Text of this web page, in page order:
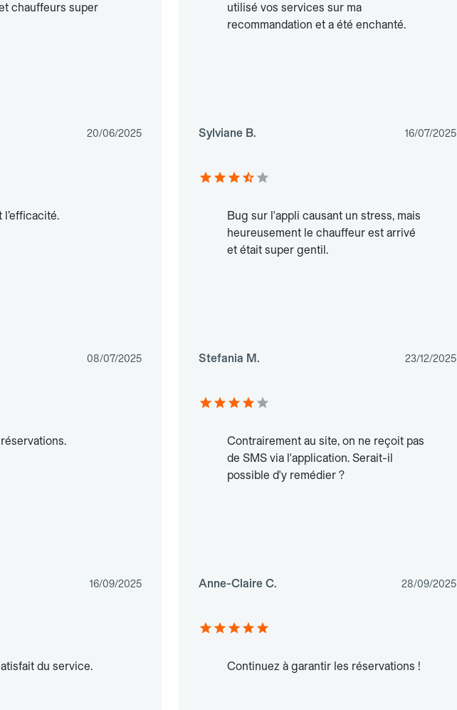
chauffeurs super
20/06/2025
utilisé vos services sur ma
recommandation et a été enchanté.
Sylviane B. 16/07/2025
l’efficacité.
08/07/2025
Bug sur l'appli causant un stress, mais
heureusement le chauffeur est arrivé
et était super gentil.
Stefania M. 23/12/2025
16/09/2025
Contrairement au site, on ne reçoit pas
de SMS via l'application. Serait-il
possible d'y remédier ?
Anne-Claire C. 28/09/2025
du service. Continuez à garantir les réservations !